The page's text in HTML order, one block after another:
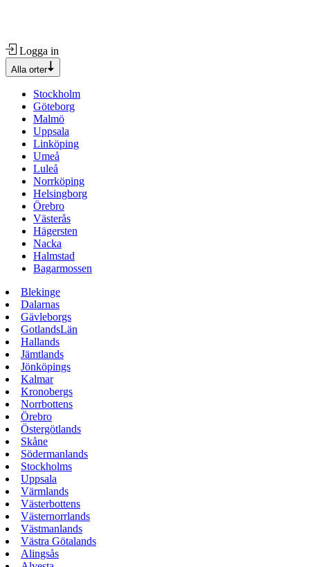
Logga in
Alla orter
Stockholm
Göteborg
Malmö
Uppsala
Linköping
Umeå
Luleå
Norrköping
Helsingborg
Örebro
Västerås
Hägersten
Nacka
Halmstad
Bagarmossen
Blekinge
Dalarnas
Gävleborgs
GotlandsLän
Hallands
Jämtlands
Jönköpings
Kalmar
Kronobergs
Norrbottens
Örebro
Östergötlands
Skåne
Södermanlands
Stockholms
Uppsala
Värmlands
Västerbottens
Västernorrlands
Västmanlands
Västra Götalands
Alingsås